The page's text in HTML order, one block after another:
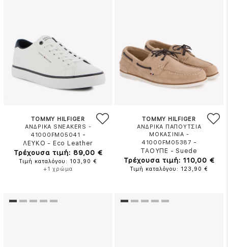
TOMMY HILFIGER
ΑΝΔΡΙΚΑ SNEAKERS -
41000FM05041 -
ΛΕΥΚΟ - Eco Leather
Τρέχουσα τιμή: 89,00 €
Τιμή καταλόγου: 103,90 €
+1 χρώμα
TOMMY HILFIGER
ΑΝΔΡΙΚΑ ΠΑΠΟΥΤΣΙΑ
ΜΟΚΑΣΙΝΙΑ -
41000FM05387 -
ΤΑΟΥΠΕ -Suede
Τρέχουσα τιμή: 110,00 €
Τιμή καταλόγου: 123,90 €